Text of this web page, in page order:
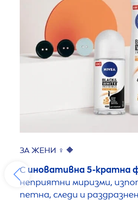
ЗА ЖЕНИ ♀️ 🔶
С иновативна 5-кратна
неприятни миризми,
петна, следи и